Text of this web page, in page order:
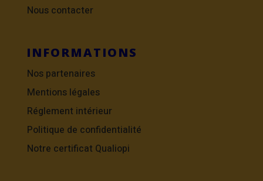
Nous contacter
INFORMATIONS
Nos partenaires
Mentions légales
Réglement intérieur
Politique de confidentialité
Notre certificat Qualiopi